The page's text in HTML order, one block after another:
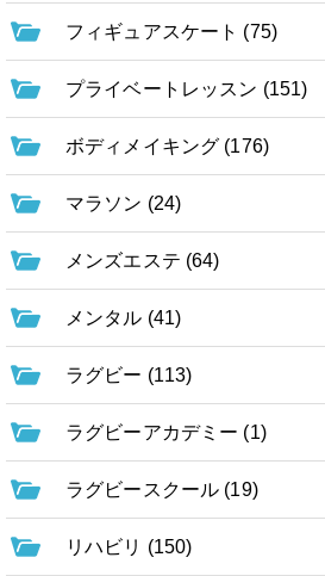
フィギュアスケート (75)
プライベートレッスン (151)
ボディメイキング (176)
マラソン (24)
メンズエステ (64)
メンタル (41)
ラグビー (113)
ラグビーアカデミー (1)
ラグビースクール (19)
リハビリ (150)